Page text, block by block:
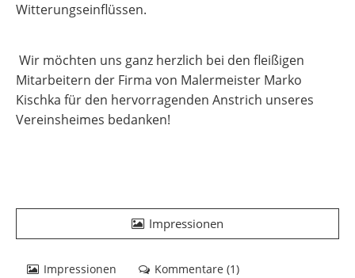
Witterungseinflüssen.
Wir möchten uns ganz herzlich bei den fleißigen
Mitarbeitern der Firma von Malermeister Marko
Kischka für den hervorragenden Anstrich unseres
Vereinsheimes bedanken!
Impressionen
Impressionen Kommentare (1)